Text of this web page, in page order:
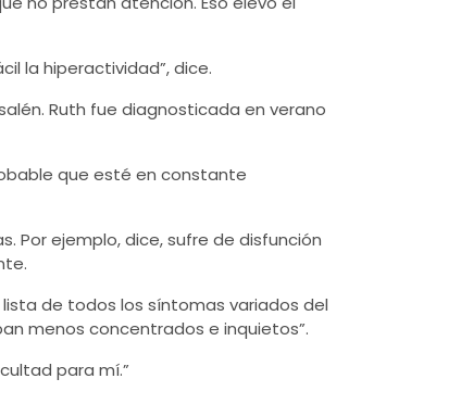
la hiperactividad”, dice.
Ruth fue diagnosticada en verano
que esté en constante
Por ejemplo, dice, sufre de disfunción
lista de todos los síntomas variados del
menos concentrados e inquietos”.
para mí.”